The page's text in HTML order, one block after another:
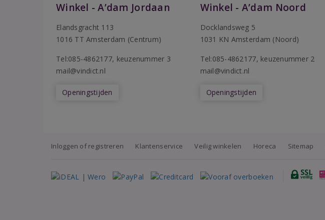
Winkel - A’dam Jordaan
Elandsgracht 113
1016 TT Amsterdam (Centrum)
Tel:085-4862177, keuzenummer 3
mail@vindict.nl
Openingstijden
Winkel - A’dam Noord
Docklandsweg 5
1031 KN Amsterdam (Noord)
Tel:085-4862177, keuzenummer 2
mail@vindict.nl
Openingstijden
Inloggen of registreren Klantenservice Veilig winkelen Horeca Sitemap